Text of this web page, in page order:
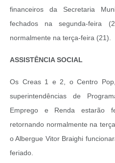
financeiros da Secretaria
fechados na segunda-feira
normalmente na terça-feira (21).
ASSISTÊNCIA SOCIAL
Os Creas 1 e 2, o Centro
superintendências de
Emprego e Renda estarão
retornando normalmente na
o Albergue Vitor Braighi
feriado.